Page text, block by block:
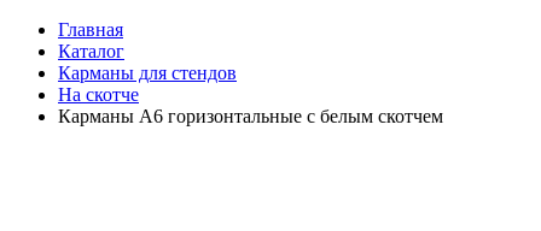
Главная
Каталог
Карманы для стендов
На скотче
Карманы А6 горизонтальные с белым скотчем